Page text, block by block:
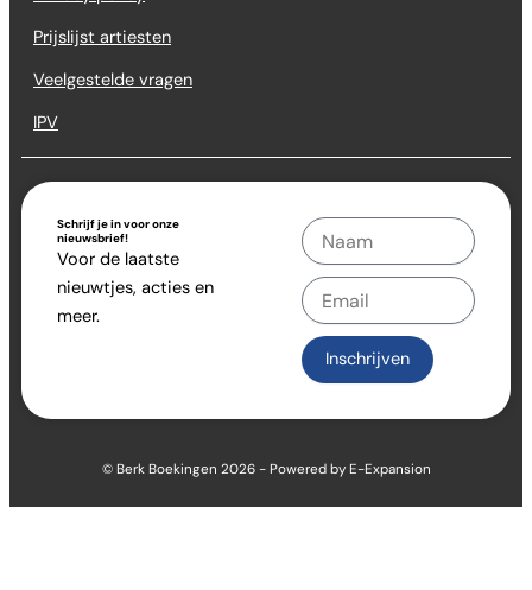
Prijslijst artiesten
Veelgestelde vragen
IPV
© Berk Boekingen 2026 -Powered by E-Expansion
Schrijf je in voor onze
nieuwsbrief!
Voor de laatste
nieuwtjes, acties en
meer.
Naam
Email
Inschrijven